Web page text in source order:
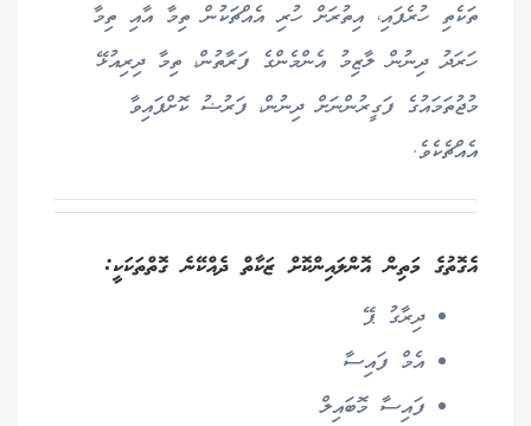
ތަކެތި ހުރެފައި، އިތުރަށް ހުރި އެއްޗަކުން ތިމާ އާއި ތިމާ
ހަރަދު ދިނުން ލާޒިމު އެންމެންގެ ފަރާތުން، ތިމާ ދިރިއުޅޭ
މުޖުތަމައުގެ ފަގީރުންނަށް ދިނުން، ފަރުޟު ކޮށްފައިވާ
އެއްޗެކެވެ.
އެގޮތުގެ މަތިން އޮންލައިންކޮށް ޒަކާތް ދެއްކޭނެ ގޮތްތަކަކީ:
ދިރާގު ޕޭ
އެމް ފައިސާ
ފައިސާ މޮބައިލް